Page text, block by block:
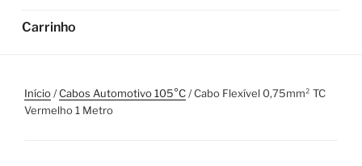
Carrinho
Início/Cabos Automotivo 105°C/ Cabo Flexível 0,75mm² TC
Vermelho 1 Metro